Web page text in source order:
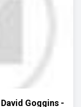
Goggins -